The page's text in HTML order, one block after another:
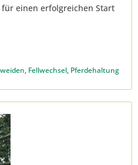
einen erfolgreichen Start
, Fellwechsel, Pferdehaltung